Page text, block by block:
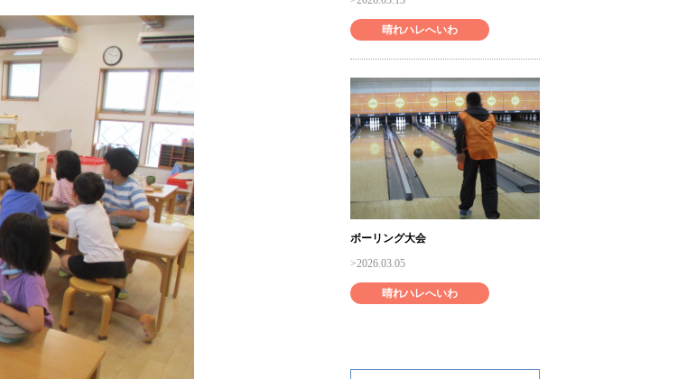
晴れハレへいわ
ボーリング大会
2026.03.05
晴れハレへいわ